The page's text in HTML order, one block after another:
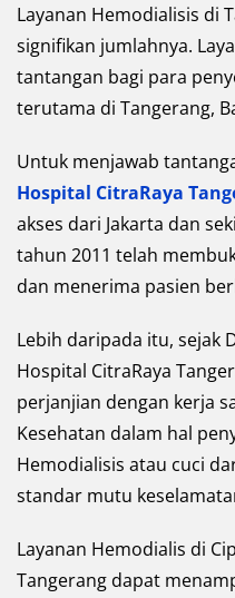
Layanan Hemodialisis di
signifikan jumlahnya.
tantangan bagi para
terutama di Tangerang,
Untuk menjawab
Hospital CitraRaya
akses dari Jakarta dan
tahun 2011 telah
dan menerima pasien
Lebih daripada itu, sejak
Hospital CitraRaya
perjanjian dengan kerja
Kesehatan dalam hal
Hemodialisis atau cuci
standar mutu
Layanan Hemodialis di
Tangerang dapat